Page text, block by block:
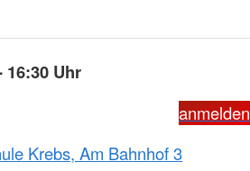
16:30 Uhr
anmelden
Krebs, Am Bahnhof 3